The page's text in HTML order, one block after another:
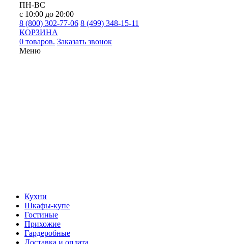
ПН-ВС
с 10:00 до 20:00
8 (800) 302-77-06 8 (499) 348-15-11
КОРЗИНА
0 товаров. Заказать звонок
Меню
Кухни
Шкафы-купе
Гостиные
Прихожие
Гардеробные
Доставка и оплата